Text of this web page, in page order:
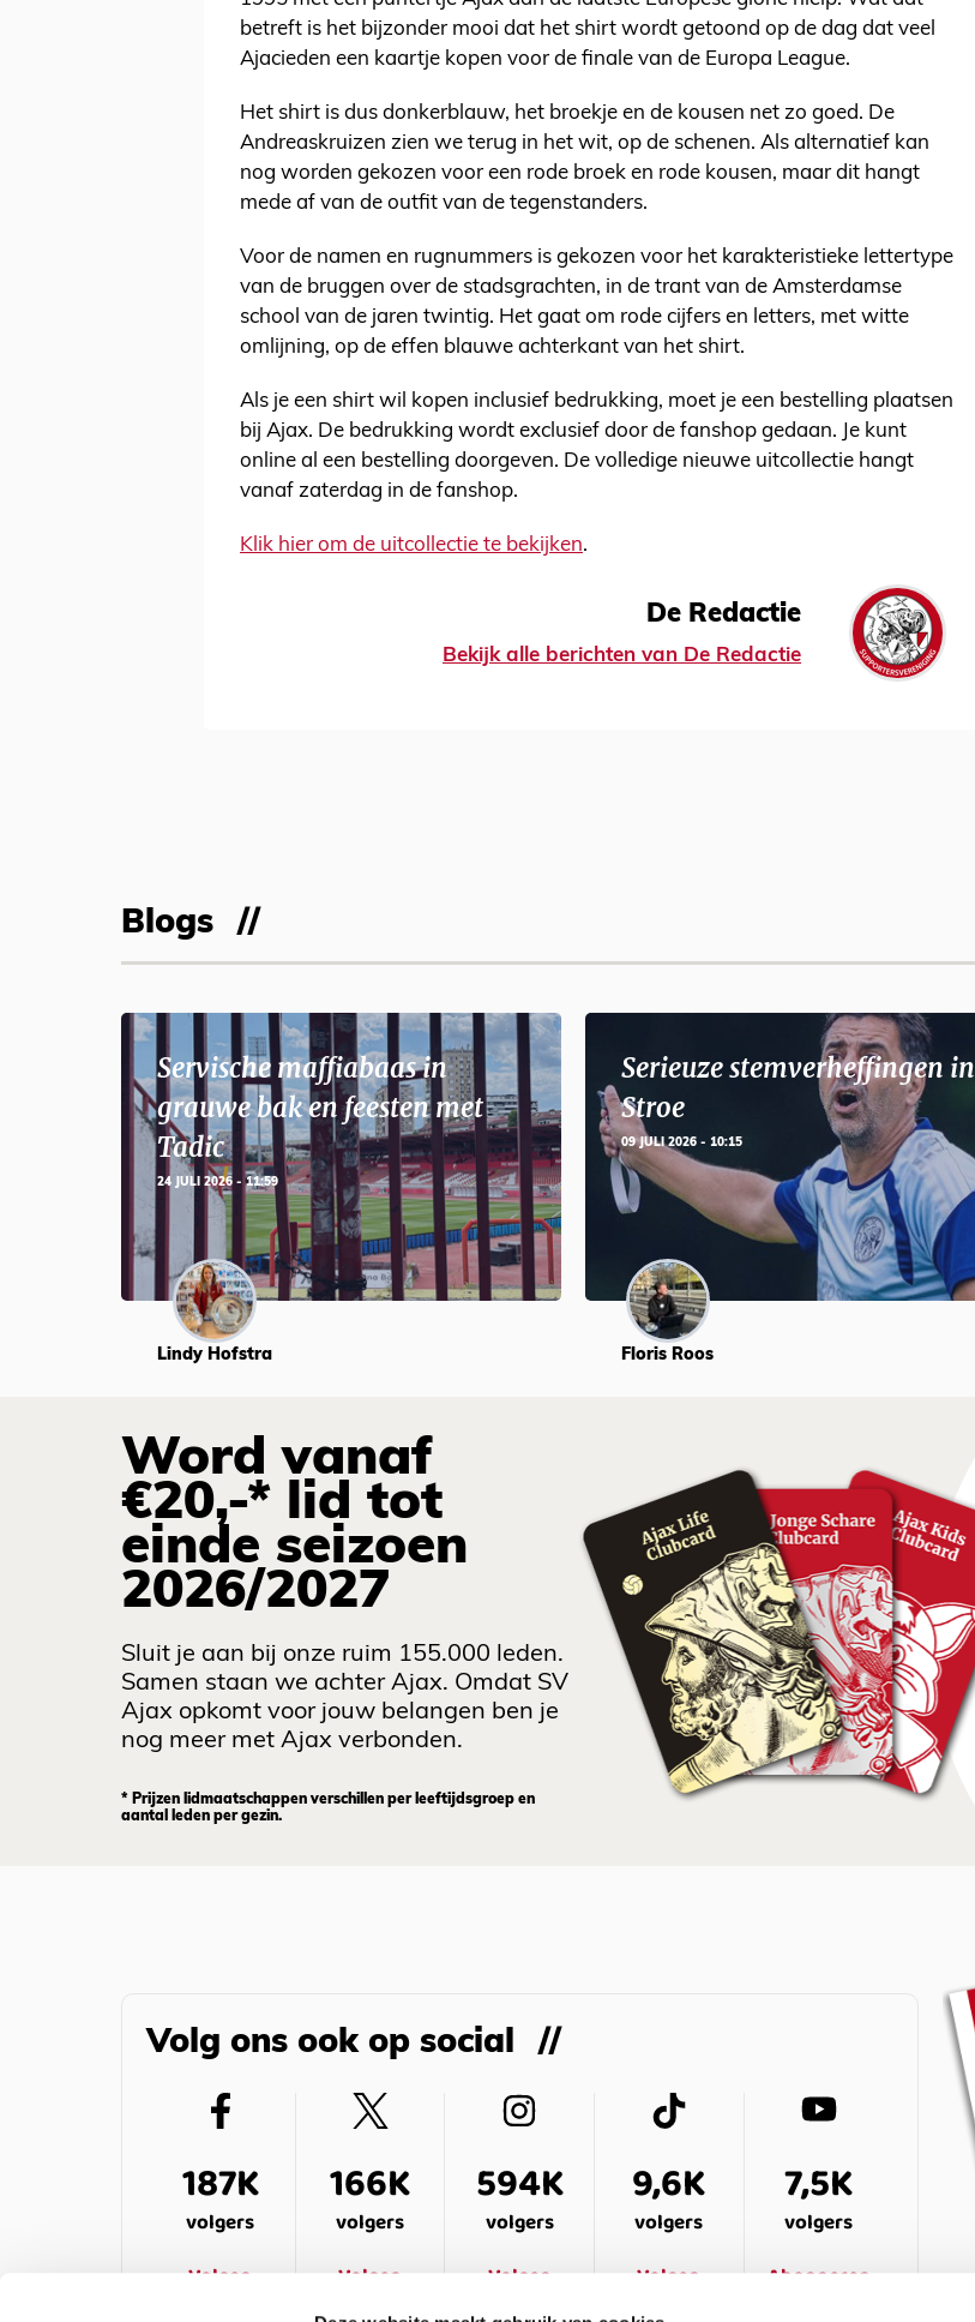
betreft is het bijzonder mooi dat het shirt wordt getoond op de dag dat veel
Ajacieden een kaartje kopen voor de finale van de Europa League.
Het shirt is dus donkerblauw, het broekje en de kousen net zo goed. De
Andreaskruizen zien we terug in het wit, op de schenen. Als alternatief kan
nog worden gekozen voor een rode broek en rode kousen, maar dit hangt
mede af van de outfit van de tegenstanders.
Voor de namen en rugnummers is gekozen voor het karakteristieke lettertype
van de bruggen over de stadsgrachten, in de trant van de Amsterdamse
school van de jaren twintig. Het gaat om rode cijfers en letters, met witte
omlijning, op de effen blauwe achterkant van het shirt.
Als je een shirt wil kopen inclusief bedrukking, moet je een bestelling plaatsen
bij Ajax. De bedrukking wordt exclusief door de fanshop gedaan. Je kunt
online al een bestelling doorgeven. De volledige nieuwe uitcollectie hangt
vanaf zaterdag in de fanshop.
Klik hier om de uitcollectie te bekijken.
De Redactie
Bekijk alle berichten van De Redactie
Blogs
Servische maffiabaas in
grauwe bak en feesten met
Tadic
24 JULI 2026 - 11:59
Lindy Hofstra
Serieuze stemverheffingen in
Stroe
09 JULI 2026 - 10:15
Floris Roos
Word vanaf
€20,-* lid tot
einde seizoen
2026/2027
Sluit je aan bij onze ruim 155.000 leden.
Samen staan we achter Ajax. Omdat SV
Ajax opkomt voor jouw belangen ben je
nog meer met Ajax verbonden.
* Prijzen lidmaatschappen verschillen per leeftijdsgroep en
aantal leden per gezin.
Volg ons ook op social
187K
volgers
Volgen
166K
volgers
Volgen
594K
volgers
Volgen
9,6K
volgers
Volgen
7,5K
volgers
Abonneren